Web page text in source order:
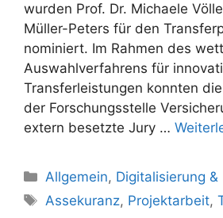
wurden Prof. Dr. Michaele
Müller-Peters für den
nominiert. Im Rahmen des
Auswahlverfahrens für
Transferleistungen konnten
der Forschungsstelle
extern besetzte Jury …
Kategorien
Allgemein, Digitalisierung &
Schlagwörter
Assekuranz, Projektarbeit,